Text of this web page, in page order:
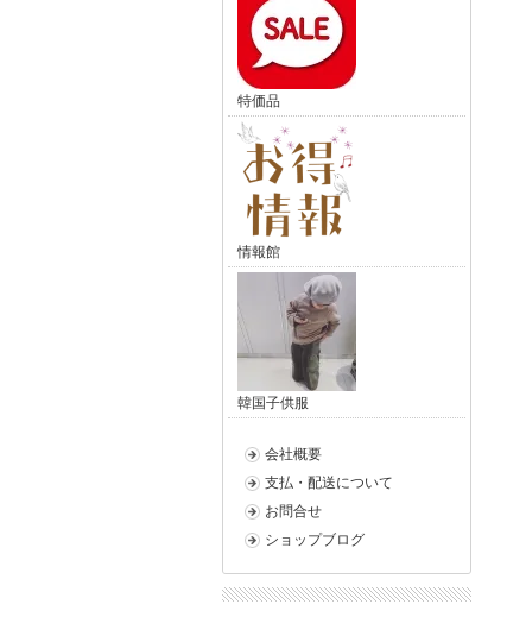
特価品
情報館
韓国子供服
会社概要
支払・配送について
お問合せ
ショップブログ